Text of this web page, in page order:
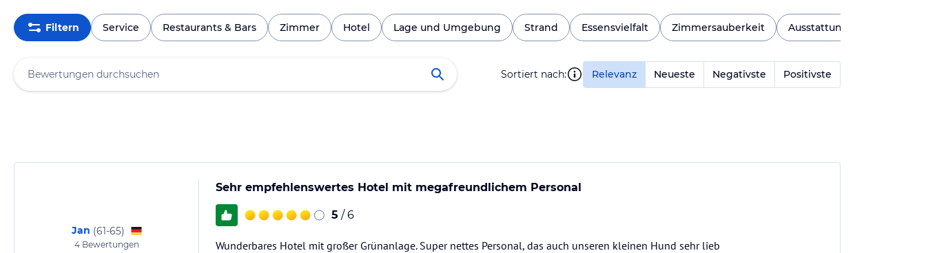
Filtern Service Restaurants & Bars Zimmer Hotel Lage und Umgebung Strand Essensvielfalt Zimmersauberkeit Ausstattung
Sortiert nach: Relevanz Neueste Negativste Positivste
Jan (61-65)
4 Bewertungen
Sehr empfehlenswertes Hotel mit megafreundlichem Personal
5 / 6
Wunderbares Hotel mit großer Grünanlage. Super nettes Personal, das auch unseren kleinen Hund sehr lieb